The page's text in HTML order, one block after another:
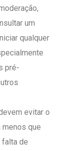
um
qualquer
pré-
evitar o
menos que
falta de